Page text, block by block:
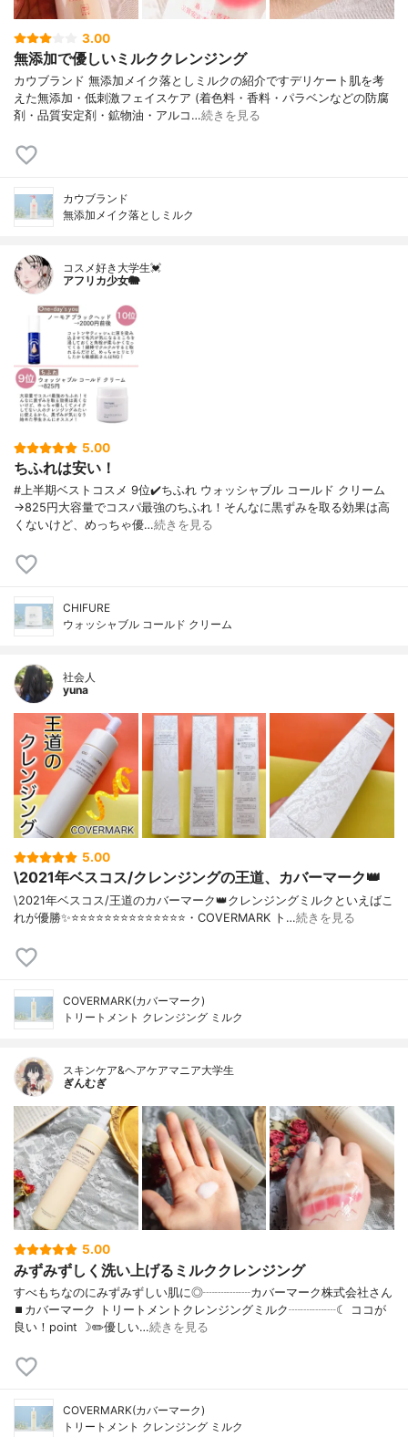
3.00
無添加で優しいミルククレンジング
カウブランド 無添加メイク落としミルクの紹介ですデリケート肌を考
えた無添加・低刺激フェイスケア (着色料・香料・パラベンなどの防腐
剤・品質安定剤・鉱物油・アルコ…続きを見る
カウブランド
無添加メイク落としミルク
コスメ好き大学生💓
アフリカ少女🐘
5.00
ちふれは安い！
#上半期ベストコスメ 9位✔️ちふれ ウォッシャブル コールド クリーム
→825円大容量でコスパ最強のちふれ！そんなに黒ずみを取る効果は高
くないけど、めっちゃ優…続きを見る
CHIFURE
ウォッシャブル コールド クリーム
社会人
yuna
5.00
\2021年ベスコス/クレンジングの王道、カバーマーク👑
\2021年ベスコス/王道のカバーマーク👑クレンジングミルクといえばこ
れが優勝✨⭐️⭐️⭐️⭐️⭐️⭐️⭐️⭐️⭐️⭐️⭐️⭐️⭐️⭐️・COVERMARK ト…続きを見る
COVERMARK(カバーマーク)
トリートメント クレンジング ミルク
スキンケア&ヘアケアマニア大学生
ぎんむぎ
5.00
みずみずしく洗い上げるミルククレンジング
すべもちなのにみずみずしい肌に◎┈┈┈┈カバーマーク株式会社さん
⏹カバーマーク トリートメントクレンジングミルク┈┈┈┈☾ ココが
良い！point ☽✏️優しい…続きを見る
COVERMARK(カバーマーク)
トリートメント クレンジング ミルク